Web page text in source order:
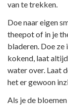
van te trekken.
Doe naar eigen
theepot of in je
bladeren. Doe ze
kokend, laat
water over. Laat
het er gewoon
Als je de